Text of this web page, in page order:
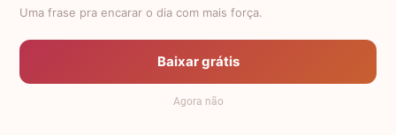
Política de Privacidade
Anuncie
Termos de Uso
Uma frase pra encarar o dia com mais força.
Baixar grátis
Agora não